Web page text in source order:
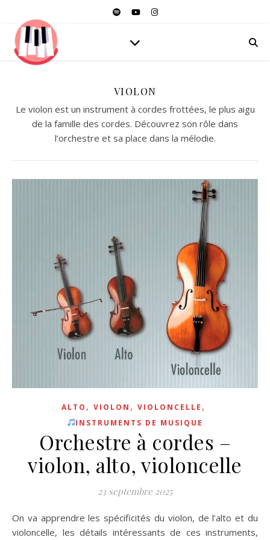
VIOLON
Le violon est un instrument à cordes frottées, le plus aigu
de la famille des cordes. Découvrez son rôle dans
l’orchestre et sa place dans la mélodie.
ALTO , VIOLON , VIOLONCELLE ,
INSTRUMENTS DE MUSIQUE
Orchestre à cordes –
violon, alto, violoncelle
23 septembre 2025
On va apprendre les spécificités du violon, de l’alto et du
violoncelle, les détails intéressants de ces instruments,